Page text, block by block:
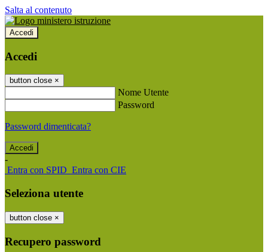
Salta al contenuto
Accedi
Accedi
button close ×
Nome Utente
Password
Password dimenticata?
-
Entra con SPID Entra con CIE
Seleziona utente
button close ×
Recupero password